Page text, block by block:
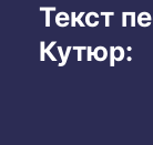
Текст
Кутюр: